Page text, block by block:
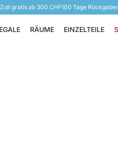
gratis ab 300 CHF100 Tage
Regale
RÄUME
Räume
EINZELTEILE